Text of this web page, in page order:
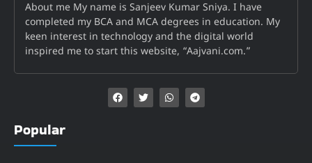
About me My name is Sanjeev Kumar Sniya. I have
completed my BCA and MCA degrees in education. My
keen interest in technology and the digital world
inspired me to start this website, “Aajvani.com.”
Popular